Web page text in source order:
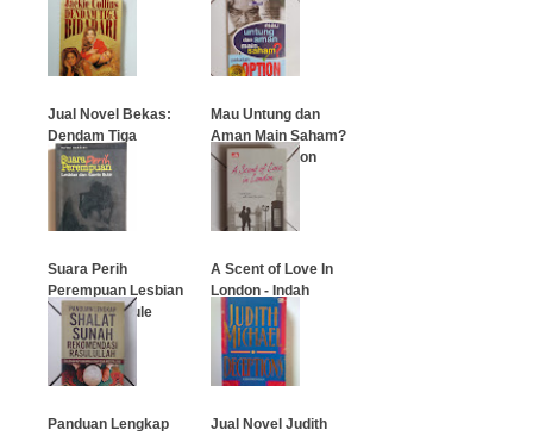
…
Jual Novel Bekas:
Dendam Tiga
Bidadari
Mau Untung dan
Aman Main Saham?
Pakailah Option
Suara Perih
Perempuan Lesbian
dan Kawin Bule
…
A Scent of Love In
London - Indah
Hanaco
…
Panduan Lengkap
Jual Novel Judith